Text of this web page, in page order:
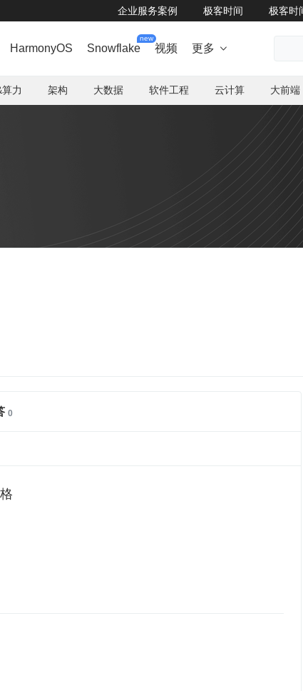
企业服务案例 极客时间 极客时
HarmonyOS Snowflake
new
视频 更多 
力 架构 大数据 软件工程 云计算 大前端